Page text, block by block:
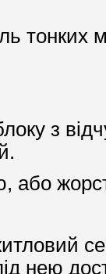
тонких
з
або
нею